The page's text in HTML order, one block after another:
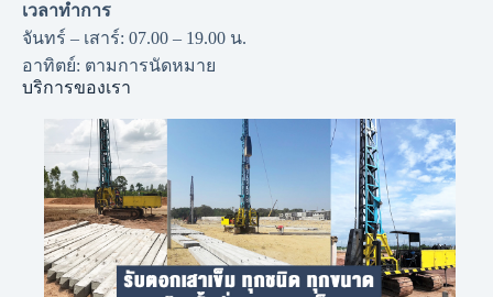
เวลาทำการ
จันทร์ – เสาร์: 07.00 – 19.00 น.
อาทิตย์: ตามการนัดหมาย
บริการของเรา